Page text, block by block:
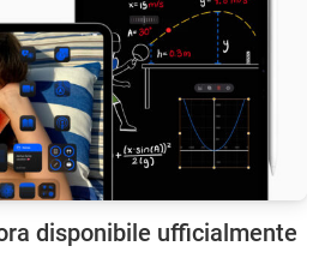
disponibile ufficialmente